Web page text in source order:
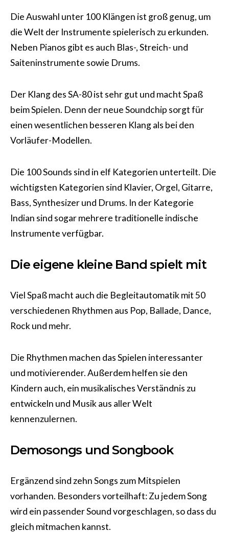
Die Auswahl unter 100 Klängen ist groß genug, um
die Welt der Instrumente spielerisch zu erkunden.
Neben Pianos gibt es auch Blas-, Streich- und
Saiteninstrumente sowie Drums.
Der Klang des SA-80 ist sehr gut und macht Spaß
beim Spielen. Denn der neue Soundchip sorgt für
einen wesentlichen besseren Klang als bei den
Vorläufer-Modellen.
Die 100 Sounds sind in elf Kategorien unterteilt. Die
wichtigsten Kategorien sind Klavier, Orgel, Gitarre,
Bass, Synthesizer und Drums. In der Kategorie
Indian sind sogar mehrere traditionelle indische
Instrumente verfügbar.
Die eigene kleine Band spielt mit
Viel Spaß macht auch die Begleitautomatik mit 50
verschiedenen Rhythmen aus Pop, Ballade, Dance,
Rock und mehr.
Die Rhythmen machen das Spielen interessanter
und motivierender. Außerdem helfen sie den
Kindern auch, ein musikalisches Verständnis zu
entwickeln und Musik aus aller Welt
kennenzulernen.
Demosongs und Songbook
Ergänzend sind zehn Songs zum Mitspielen
vorhanden. Besonders vorteilhaft: Zu jedem Song
wird ein passender Sound vorgeschlagen, so dass du
gleich mitmachen kannst.